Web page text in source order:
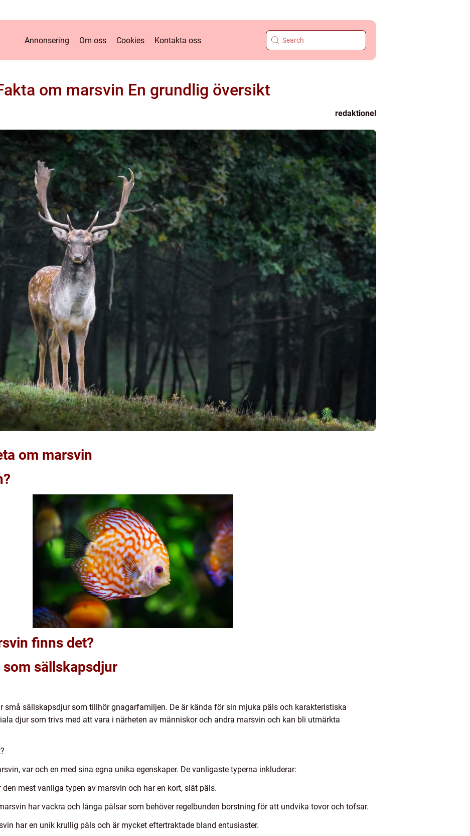
Annonsering Om oss Cookies Kontakta oss
om marsvin En grundlig översikt
redaktionel
om marsvin
finns det?
sällskapsdjur
små sällskapsdjur som tillhör gnagarfamiljen. De är kända för sin mjuka päls och karakteristiska
djur som trivs med att vara i närheten av människor och andra marsvin och kan bli utmärkta
var och en med sina egna unika egenskaper. De vanligaste typerna inkluderar:
mest vanliga typen av marsvin och har en kort, slät päls.
har vackra och långa pälsar som behöver regelbunden borstning för att undvika tovor och tofsar.
har en unik krullig päls och är mycket eftertraktade bland entusiaster.